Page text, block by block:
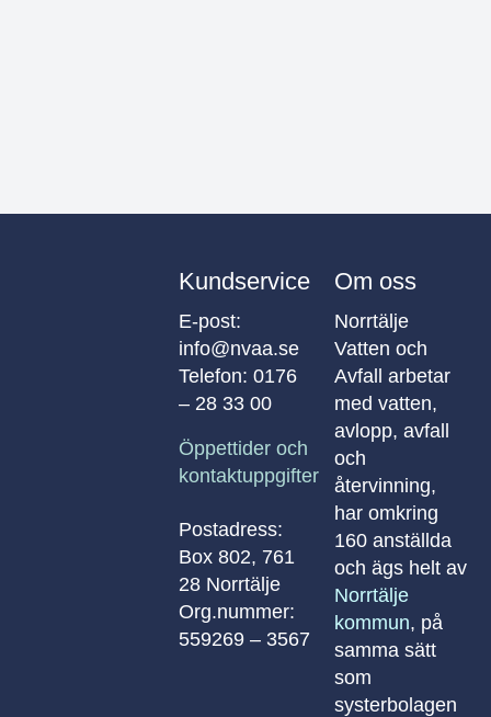
Kundservice
E-post:
info@nvaa.se
Telefon: 0176
– 28 33 00
Öppettider och
kontaktuppgifter
Postadress:
Box 802, 761
28 Norrtälje
Org.nummer:
559269 – 3567
Om oss
Norrtälje
Vatten och
Avfall arbetar
med vatten,
avlopp, avfall
och
återvinning,
har omkring
160 anställda
och ägs helt av
Norrtälje
kommun, på
samma sätt
som
systerbolagen